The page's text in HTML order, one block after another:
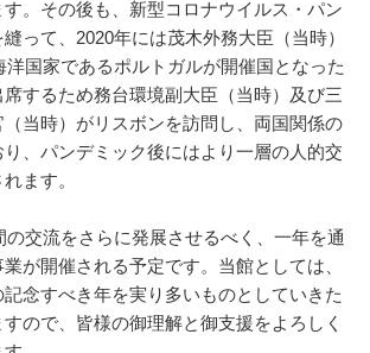
す。その後も、新型コロナウイルス・パン
って、2020年には茂木外務大臣（当時）
洋国家であるポルトガルが開催国となった
席するため務台環境副大臣（当時）及び三
当時）がリスボンを訪問し、両国関係の
、パンデミック後にはより一層の人的交
ます。
の交流をさらに発展させるべく、一年を通
が開催される予定です。当館としては、
念すべき年を実り多いものとしていきた
ので、皆様の御理解と御支援をよろしく